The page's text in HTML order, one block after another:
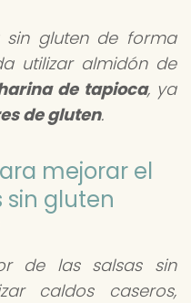
sin gluten de forma
utilizar almidón de
de tapioca, ya
de gluten.
mejorar el
sin gluten
de las salsas sin
caldos caseros,